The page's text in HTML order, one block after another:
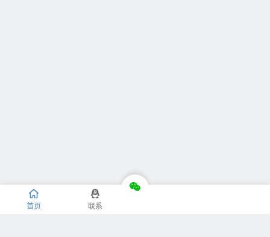
首页 联系